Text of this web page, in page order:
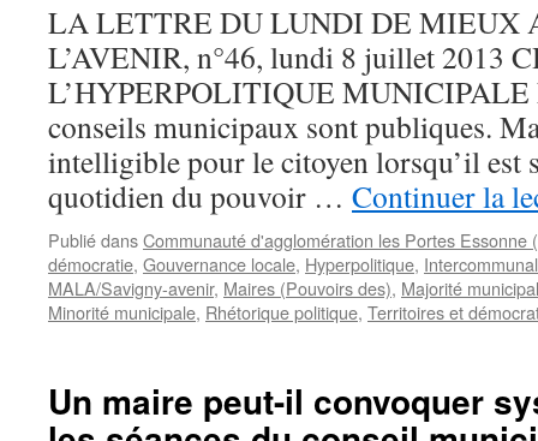
LA LETTRE DU LUNDI DE MIEUX
L’AVENIR, n°46, lundi 8 juillet 2013
L’HYPERPOLITIQUE MUNICIPALE
conseils municipaux sont publiques.
intelligible pour le citoyen lorsqu’il est
quotidien du pouvoir … Continuer la
Publié dansCommunauté d'agglomération les Portes Essonne
démocratie, Gouvernance locale, Hyperpolitique,
MALA/Savigny-avenir, Maires (Pouvoirs des), Majorité
Minorité municipale, Rhétorique politique, Territoires et
Un maire peut-il convoquer